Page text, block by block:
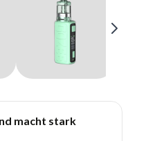
macht stark